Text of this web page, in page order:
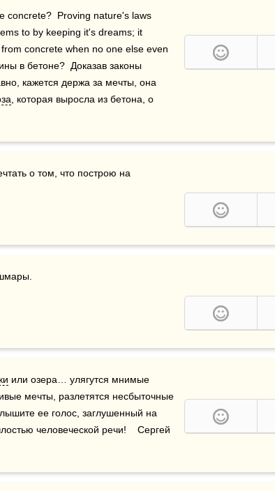
concrete?  Proving nature's laws
to by keeping it's dreams; it
concrete when no one else even
кажется держа за мечты, она
, которая выросла из бетона, о
о том, что построю на
или озера… улягутся мнимые
мечты, разлетятся несбыточные
ее голос, заглушенный на
человеческой речи!    Сергей